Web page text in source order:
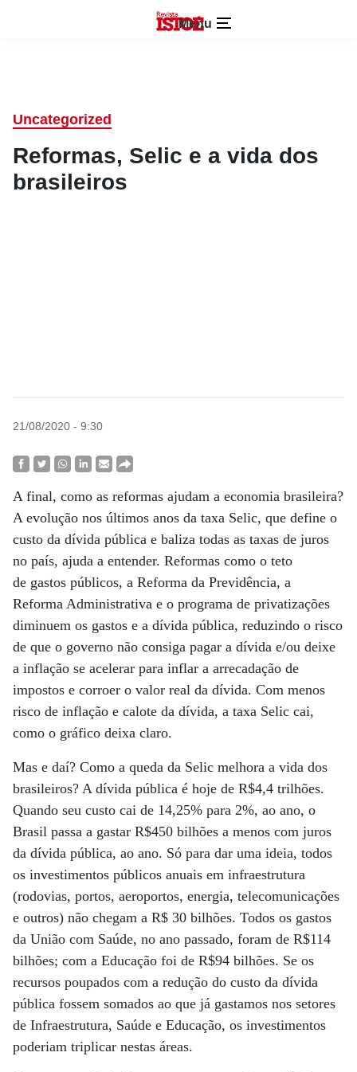
Menu
Uncategorized
Reformas, Selic e a vida dos
brasileiros
21/08/2020 - 9:30
A final, como as reformas ajudam a economia brasileira?
A evolução nos últimos anos da taxa Selic, que define o
custo da dívida pública e baliza todas as taxas de juros
no país, ajuda a entender. Reformas como o teto
de gastos públicos, a Reforma da Previdência, a
Reforma Administrativa e o programa de privatizações
diminuem os gastos e a dívida pública, reduzindo o risco
de que o governo não consiga pagar a dívida e/ou deixe
a inflação se acelerar para inflar a arrecadação de
impostos e corroer o valor real da dívida. Com menos
risco de inflação e calote da dívida, a taxa Selic cai,
como o gráfico deixa claro.
Mas e daí? Como a queda da Selic melhora a vida dos
brasileiros? A dívida pública é hoje de R$4,4 trilhões.
Quando seu custo cai de 14,25% para 2%, ao ano, o
Brasil passa a gastar R$450 bilhões a menos com juros
da dívida pública, ao ano. Só para dar uma ideia, todos
os investimentos públicos anuais em infraestrutura
(rodovias, portos, aeroportos, energia, telecomunicações
e outros) não chegam a R$ 30 bilhões. Todos os gastos
da União com Saúde, no ano passado, foram de R$114
bilhões; com a Educação foi de R$94 bilhões. Se os
recursos poupados com a redução do custo da dívida
pública fossem somados ao que já gastamos nos setores
de Infraestrutura, Saúde e Educação, os investimentos
poderiam triplicar nestas áreas.